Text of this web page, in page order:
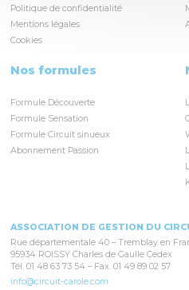
Politique de confidentialité
Mentions légales
Cookies
Nos formules
Formule Découverte
Formule Sensation
Formule Circuit sinueux
Abonnement Passion
ASSOCIATION DE GESTION DU
Rue départementale 40 – Tremblay en
95934 ROISSY Charles de Gaulle Cedex
Tél. 01 48 63 73 54 – Fax. 01 49 89 02 57
info@circuit-carole.com